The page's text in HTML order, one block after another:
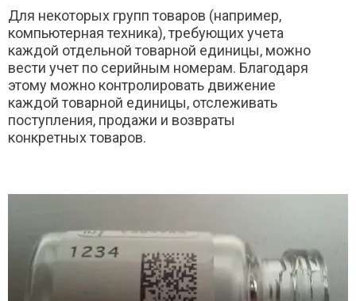
Для некоторых групп товаров (например,
компьютерная техника), требующих учета
каждой отдельной товарной единицы, можно
вести учет по серийным номерам. Благодаря
этому можно контролировать движение
каждой товарной единицы, отслеживать
поступления, продажи и возвраты
конкретных товаров.